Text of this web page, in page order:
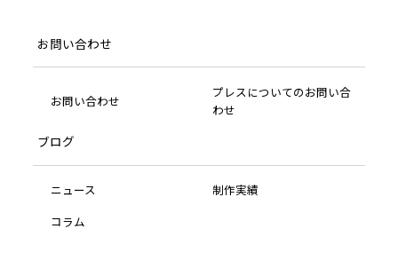
お問い合わせ
お問い合わせ
プレスについてのお問い合
わせ
ブログ
ニュース 制作実績
コラム